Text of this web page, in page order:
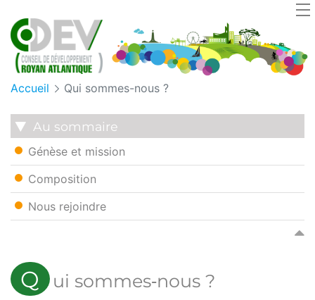
Accueil Qui sommes-nous ?
Au sommaire
Génèse et mission
Composition
Nous rejoindre
Q ui sommes‑nous ?